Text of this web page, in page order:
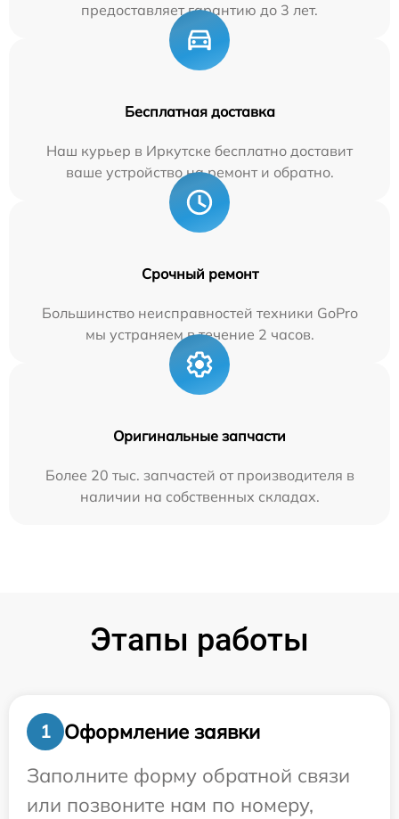
предоставляет гарантию до 3 лет.
Бесплатная доставка
Наш курьер в Иркутске бесплатно доставит
ваше устройство на ремонт и обратно.
Срочный ремонт
Большинство неисправностей техники GoPro
мы устраняем в течение 2 часов.
Оригинальные запчасти
Более 20 тыс. запчастей от производителя в
наличии на собственных складах.
Этапы работы
1
Оформление заявки
Заполните форму обратной связи
или позвоните нам по номеру,